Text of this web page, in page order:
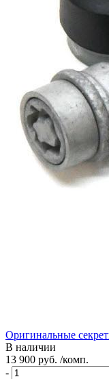
Оригинальные
В наличии
13 900 руб. /комп.
-